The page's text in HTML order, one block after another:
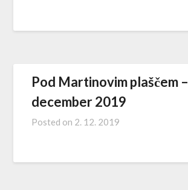
Pod Martinovim plaščem –
december 2019
Posted on 2. 12. 2019